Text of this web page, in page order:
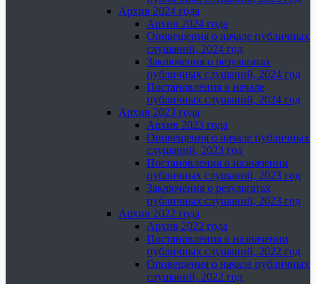
Архив 2024 года
Архив 2024 года
Оповещения о начале публичных
слушаний, 2024 год
Заключения о результатах
публичных слушаний, 2024 год
Постановления о начале
публичных слушаний, 2024 год
Архив 2023 года
Архив 2023 года
Оповещения о начале публичных
слушаний, 2023 год
Постановления о назначении
публичных слушаний, 2023 год
Заключения о результатах
публичных слушаний, 2023 год
Архив 2022 года
Архив 2022 года
Постановления о назначении
публичных слушаний, 2022 год
Оповещения о начале публичных
слушаний, 2022 год